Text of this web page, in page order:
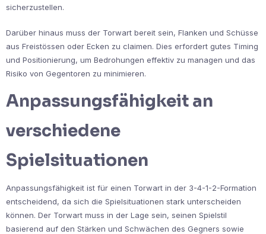
sicherzustellen.
Darüber hinaus muss der Torwart bereit sein, Flanken und Schüsse
aus Freistössen oder Ecken zu claimen. Dies erfordert gutes Timing
und Positionierung, um Bedrohungen effektiv zu managen und das
Risiko von Gegentoren zu minimieren.
Anpassungsfähigkeit an
verschiedene
Spielsituationen
Anpassungsfähigkeit ist für einen Torwart in der 3-4-1-2-Formation
entscheidend, da sich die Spielsituationen stark unterscheiden
können. Der Torwart muss in der Lage sein, seinen Spielstil
basierend auf den Stärken und Schwächen des Gegners sowie